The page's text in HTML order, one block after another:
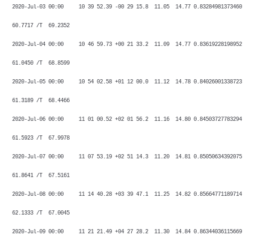
2020-Jul-03 00:00 10 39 52.39 -00 29 15.8 11.05 14.77 0.83284981373460
60.7717 /T 69.2352
2020-Jul-04 00:00 10 46 59.73 +00 21 33.2 11.09 14.77 0.83619228198952
61.0450 /T 68.8599
2020-Jul-05 00:00 10 54 02.58 +01 12 00.0 11.12 14.78 0.84026001338723
61.3189 /T 68.4466
2020-Jul-06 00:00 11 01 00.52 +02 01 56.2 11.16 14.80 0.84503727783294
61.5923 /T 67.9978
2020-Jul-07 00:00 11 07 53.19 +02 51 14.3 11.20 14.81 0.85050634392075
61.8641 /T 67.5161
2020-Jul-08 00:00 11 14 40.28 +03 39 47.1 11.25 14.82 0.85664771189714
62.1333 /T 67.0045
2020-Jul-09 00:00 11 21 21.49 +04 27 28.2 11.30 14.84 0.86344036115669